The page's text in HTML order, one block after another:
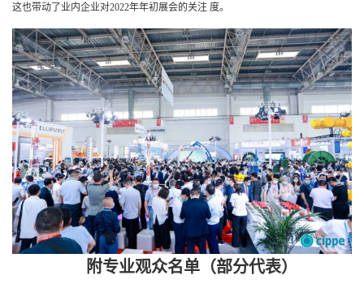
这也带动了业内企业对2022年年初展会的关注 度。
附专业观众名单（部分代表）